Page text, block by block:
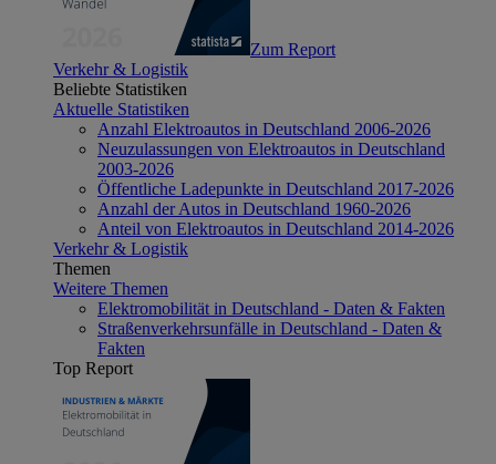
Zum Report
Verkehr & Logistik
Beliebte Statistiken
Aktuelle Statistiken
Anzahl Elektroautos in Deutschland 2006-2026
Neuzulassungen von Elektroautos in Deutschland
2003-2026
Öffentliche Ladepunkte in Deutschland 2017-2026
Anzahl der Autos in Deutschland 1960-2026
Anteil von Elektroautos in Deutschland 2014-2026
Verkehr & Logistik
Themen
Weitere Themen
Elektromobilität in Deutschland - Daten & Fakten
Straßenverkehrsunfälle in Deutschland - Daten &
Fakten
Top Report